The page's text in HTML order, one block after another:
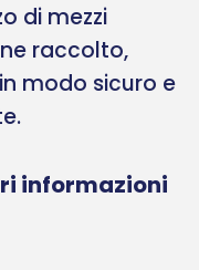
di mezzi
raccolto,
modo sicuro e
informazioni